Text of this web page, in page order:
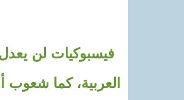
فيسبوكيات لن
العربية، كما شعوب